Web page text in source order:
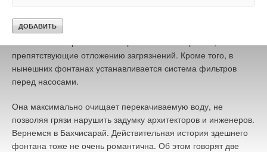
современных фонтанов также подвержены засорению.
Чтобы избежать участи «источника слез», для их
препятствующие отложению загрязнений. Кроме того, в
нынешних фонтанах устанавливается система фильтров
перед насосами.
Она максимально очищает перекачиваемую воду, не
позволяя грязи нарушить задумку архитекторов и инженеров.
Вернемся в Бахчисарай. Действительная история здешнего
фонтана тоже не очень романтична. Об этом говорят две